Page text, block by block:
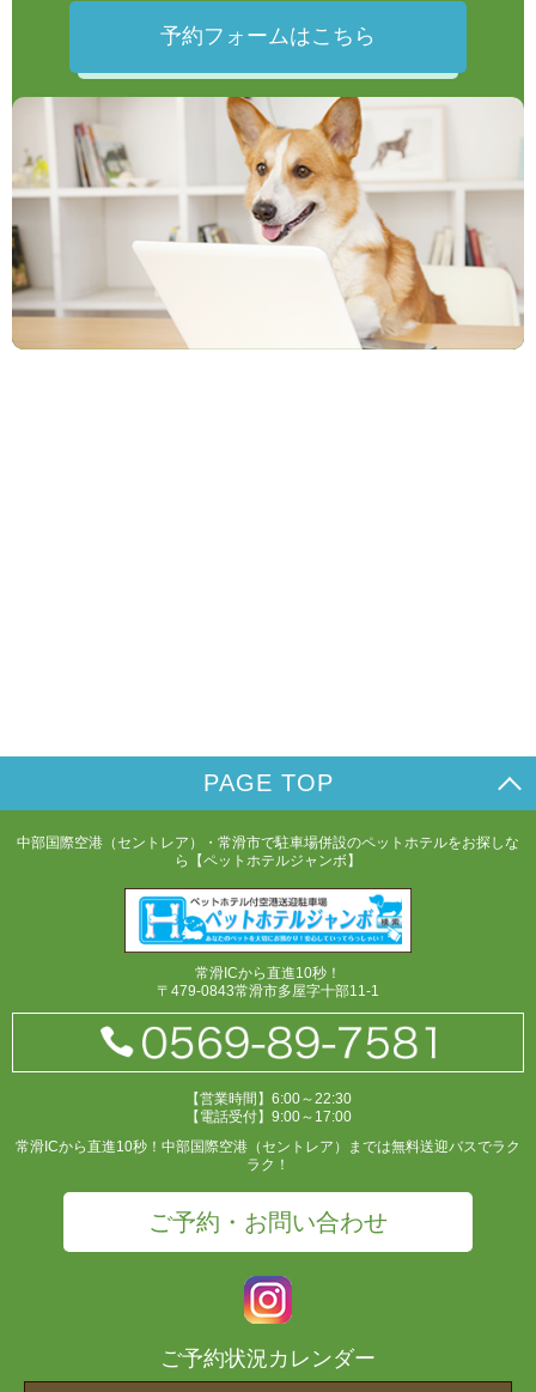
予約フォームはこちら
PAGE TOP
中部国際空港（セントレア）・常滑市で駐車場併設のペットホテルをお探しな
ら【ペットホテルジャンボ】
常滑ICから直進10秒！
〒479-0843常滑市多屋字十部11-1
【営業時間】6:00～22:30
【電話受付】9:00～17:00
常滑ICから直進10秒！中部国際空港（セントレア）までは無料送迎バスでラク
ラク！
ご予約・お問い合わせ
ご予約状況カレンダー